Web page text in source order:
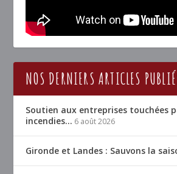
NOS DERNIERS ARTICLES
Soutien aux entreprises touchées
incendies… 6 août 2026
Gironde et Landes : Sauvons la